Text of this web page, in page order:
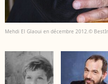
Mehdi El Glaoui en décembre 2012.©